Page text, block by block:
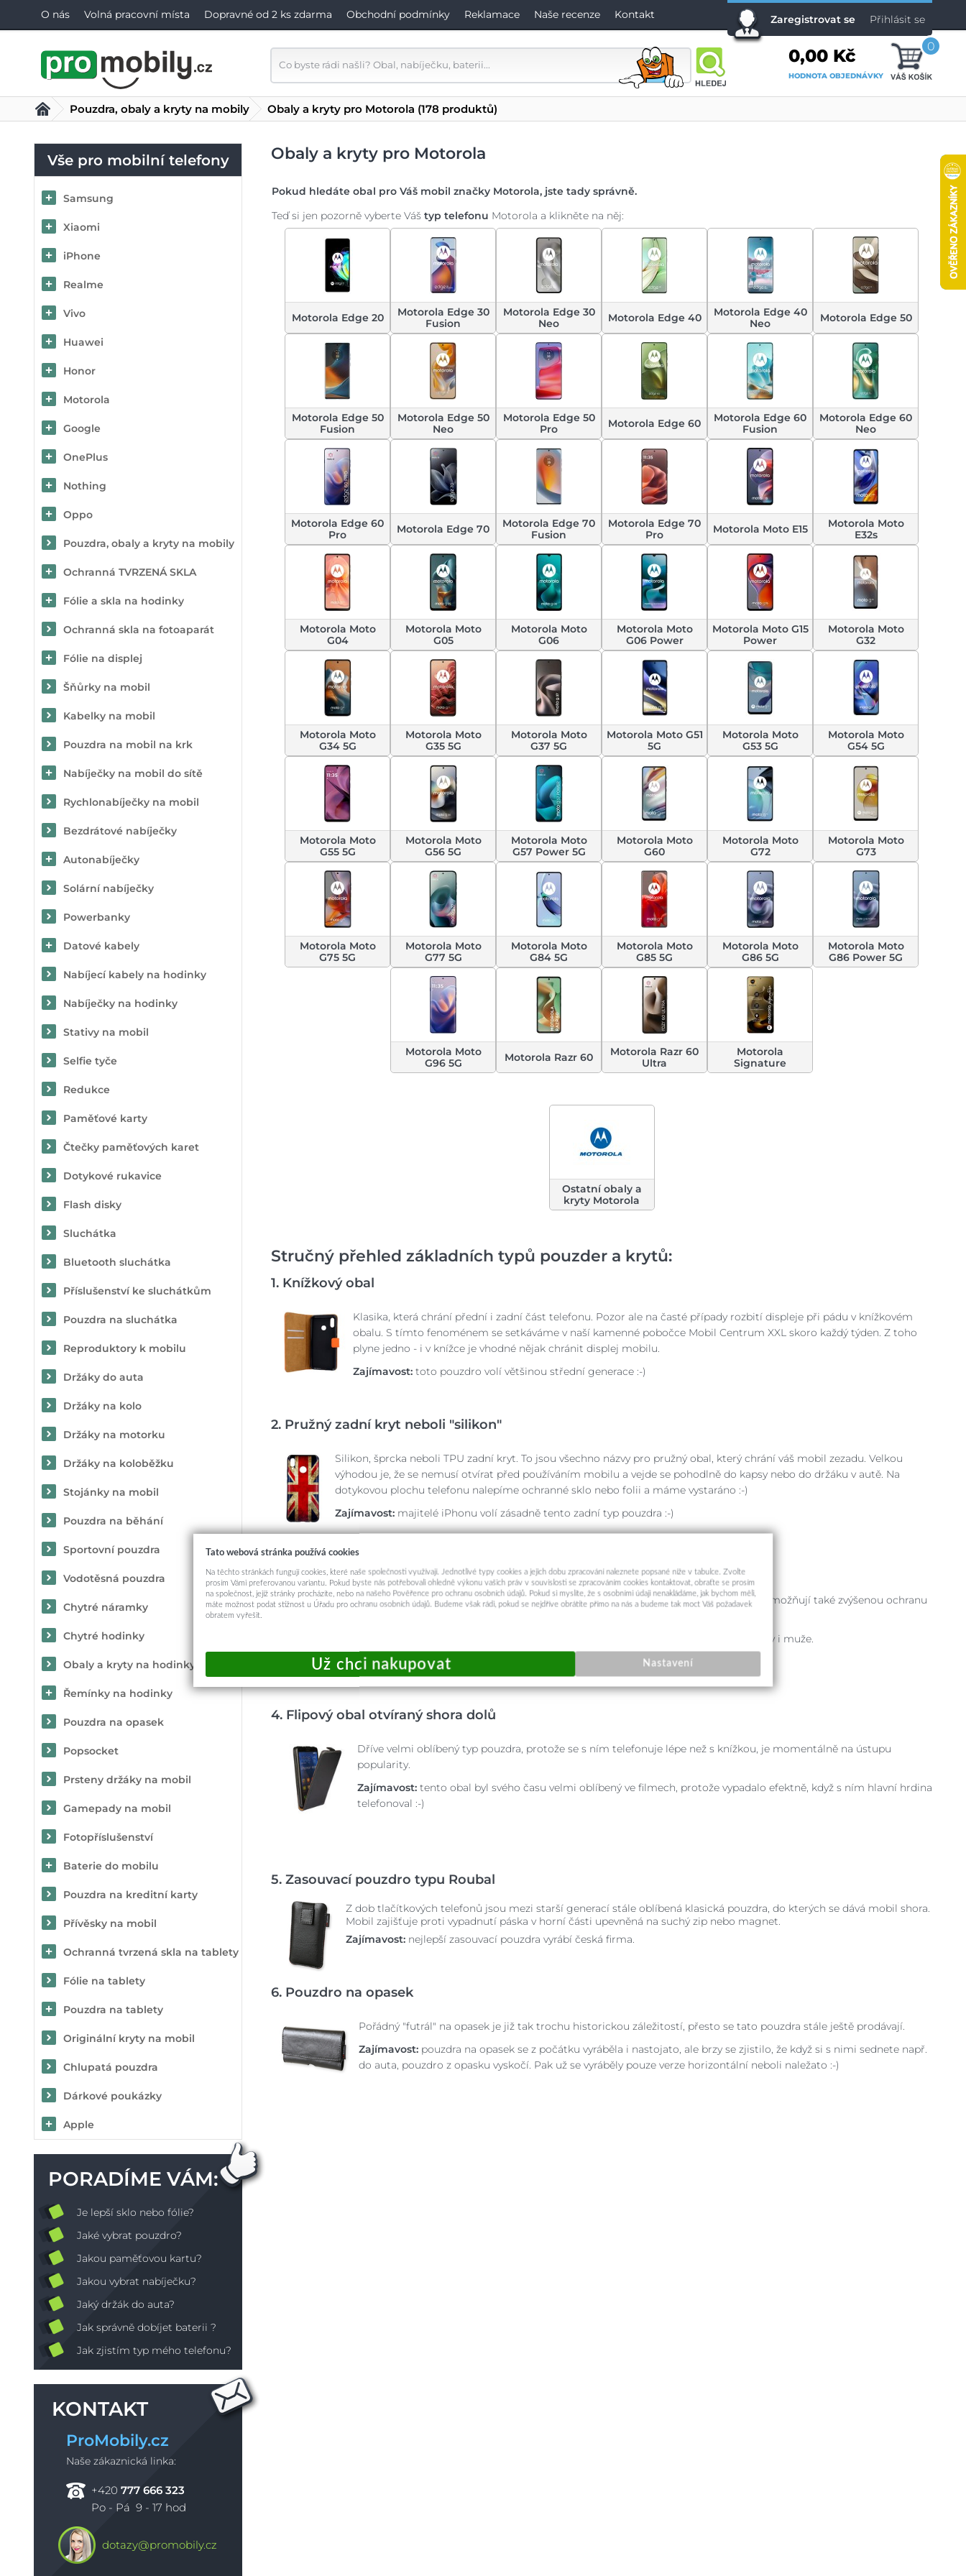
O nás Volná pracovní místa Dopravné od 2 ks zdarma Obchodní podmínky Reklamace Naše recenze Kontakt Zaregistrovat se Přihlásit se
0,00 Kč
HODNOTA OBJEDNÁVKY
0
Vše pro mobilní telefony
Samsung
Xiaomi
iPhone
Realme
Vivo
Huawei
Honor
Motorola
Google
OnePlus
Nothing
Oppo
Pouzdra, obaly a kryty na mobily
Ochranná TVRZENÁ SKLA
Fólie a skla na hodinky
Ochranná skla na fotoaparát
Fólie na displej
Šňůrky na mobil
Kabelky na mobil
Pouzdra na mobil na krk
Nabíječky na mobil do sítě
Rychlonabíječky na mobil
Bezdrátové nabíječky
Autonabíječky
Solární nabíječky
Powerbanky
Datové kabely
Nabíjecí kabely na hodinky
Nabíječky na hodinky
Stativy na mobil
Selfie tyče
Redukce
Paměťové karty
Čtečky paměťových karet
Dotykové rukavice
Flash disky
Sluchátka
Bluetooth sluchátka
Příslušenství ke sluchátkům
Pouzdra na sluchátka
Reproduktory k mobilu
Držáky do auta
Držáky na kolo
Držáky na motorku
Držáky na koloběžku
Stojánky na mobil
Pouzdra na běhání
Sportovní pouzdra
Vodotěsná pouzdra
Chytré náramky
Chytré hodinky
Obaly a kryty na hodinky
Řemínky na hodinky
Pouzdra na opasek
Popsocket
Prsteny držáky na mobil
Gamepady na mobil
Fotopříslušenství
Baterie do mobilu
Pouzdra na kreditní karty
Přívěsky na mobil
Ochranná tvrzená skla na tablety
Fólie na tablety
Pouzdra na tablety
Originální kryty na mobil
Chlupatá pouzdra
Dárkové poukázky
Apple
PORADÍME VÁM:
Je lepší sklo nebo fólie?
Jaké vybrat pouzdro?
Jakou paměťovou kartu?
Jakou vybrat nabíječku?
Jaký držák do auta?
Jak správně dobíjet baterii ?
Jak zjistím typ mého telefonu?
KONTAKT
ProMobily.cz
Naše zákaznická linka:
+420 777 666 323
Po - Pá 9 - 17 hod
dotazy@promobily.cz
Pouzdra, obaly a kryty na mobily Obaly a kryty pro Motorola (178 produktů)
Obaly a kryty pro Motorola
Pokud hledáte obal pro Váš mobil značky Motorola, jste tady správně.
Teď si jen pozorně vyberte Váš typ telefonu Motorola a klikněte na něj:
Motorola Edge 20
Motorola Edge 30
Fusion
Motorola Edge 30
Neo
Motorola Edge 40
Motorola Edge 40
Neo
Motorola Edge 50
Motorola Edge 50
Fusion
Motorola Edge 50
Neo
Motorola Edge 50
Pro
Motorola Edge 60
Motorola Edge 60
Fusion
Motorola Edge 60
Neo
Motorola Edge 60
Pro
Motorola Edge 70
Motorola Edge 70
Fusion
Motorola Edge 70
Pro
Motorola Moto E15
Motorola Moto
E32s
Motorola Moto
G04
Motorola Moto
G05
Motorola Moto
G06
Motorola Moto
G06 Power
Motorola Moto G15
Power
Motorola Moto
G32
Motorola Moto
G34 5G
Motorola Moto
G35 5G
Motorola Moto
G37 5G
Motorola Moto G51
5G
Motorola Moto
G53 5G
Motorola Moto
G54 5G
Motorola Moto
G55 5G
Motorola Moto
G56 5G
Motorola Moto
G57 Power 5G
Motorola Moto
G60
Motorola Moto
G72
Motorola Moto
G73
Motorola Moto
G75 5G
Motorola Moto
G77 5G
Motorola Moto
G84 5G
Motorola Moto
G85 5G
Motorola Moto
G86 5G
Motorola Moto
G86 Power 5G
Motorola Moto
G96 5G
Motorola Razr 60
Motorola Razr 60
Ultra
Motorola
Signature
Ostatní obaly a
kryty Motorola
Stručný přehled základních typů pouzder a krytů:
1. Knížkový obal
Klasika, která chrání přední i zadní část telefonu. Pozor ale na časté případy rozbití displeje při pádu v knížkovém
obalu. S tímto fenoménem se setkáváme v naší kamenné pobočce Mobil Centrum XXL skoro každý týden. Z toho
plyne jedno - i v knížce je vhodné nějak chránit displej mobilu.
Zajímavost: toto pouzdro volí většinou střední generace :-)
2. Pružný zadní kryt neboli "silikon"
Silikon, šprcka neboli TPU zadní kryt. To jsou všechno názvy pro pružný obal, který chrání váš mobil zezadu. Velkou
výhodou je, že se nemusí otvírat před používáním mobilu a vejde se pohodlně do kapsy nebo do držáku v autě. Na
dotykovou plochu telefonu nalepíme ochranné sklo nebo folii a máme vystaráno :-)
Zajímavost: majitelé iPhonu volí zásadně tento zadní typ pouzdra :-)
3. Pevný zadní kryt
Pevné zadní kryty mají možnost lepšího grafického ztvárnění, dovolují např. 3D tisk a umožňují také zvýšenou ochranu
nejoblíbenější barvou extra pevného zadního krytu je zeleno-černá pro ženy i muže.
4. Flipový obal otvíraný shora dolů
Dříve velmi oblíbený typ pouzdra, protože se s ním telefonuje lépe než s knížkou, je momentálně na ústupu
popularity.
Zajímavost: tento obal byl svého času velmi oblíbený ve filmech, protože vypadalo efektně, když s ním hlavní hrdina
telefonoval :-)
5. Zasouvací pouzdro typu Roubal
Z dob tlačítkových telefonů jsou mezi starší generací stále oblíbená klasická pouzdra, do kterých se dává mobil shora.
Mobil zajišťuje proti vypadnutí páska v horní části upevněná na suchý zip nebo magnet.
Zajímavost: nejlepší zasouvací pouzdra vyrábí česká firma.
6. Pouzdro na opasek
Pořádný "futrál" na opasek je již tak trochu historickou záležitostí, přesto se tato pouzdra stále ještě prodávají.
Zajímavost: pouzdra na opasek se z počátku vyráběla i nastojato, ale brzy se zjistilo, že když si s nimi sednete např.
do auta, pouzdro z opasku vyskočí. Pak už se vyráběly pouze verze horizontální neboli naležato :-)
Tato webová stránka používá cookies
Na těchto stránkách fungují cookies, které naše společnosti využívají. Jednotlivé typy cookies a jejich dobu zpracování naleznete popsané níže v tabulce. Zvolte
prosím Vámi preferovanou variantu. Pokud byste nás potřebovali ohledně výkonu vašich práv v souvislosti se zpracováním cookies kontaktovat, obraťte se prosím
na společnost, jejíž stránky procházíte, nebo na našeho Pověřence pro ochranu osobních údajů. Pokud si myslíte, že s osobními údaji nenakládáme, jak bychom měli,
máte možnost podat stížnost u Úřadu pro ochranu osobních údajů. Budeme však rádi, pokud se nejdříve obrátíte přímo na nás a budeme tak moct Váš požadavek
obratem vyřešit.
Nastavení